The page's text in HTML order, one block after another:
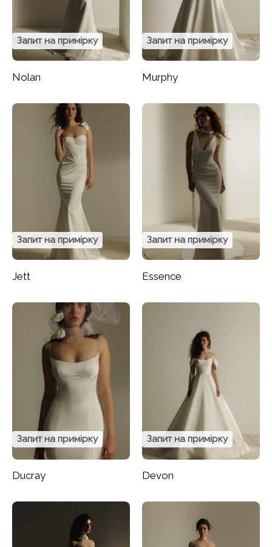
Запит на примірку
Nolan
Запит на примірку
Murphy
Запит на примірку
Jett
Запит на примірку
Essence
Запит на примірку
Ducray
Запит на примірку
Devon